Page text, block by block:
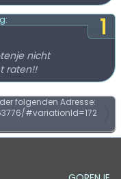
1
nicht
raten!!
folgenden Adresse:
#variationId=172